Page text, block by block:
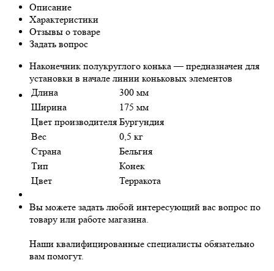
Описание
Характеристики
Отзывы о товаре
Задать вопрос
Наконечник полукруглого конька — предназначен для
установки в начале линии коньковых элементов
Длина
300 мм
Ширина
175 мм
Цвет производителя Бургундия
Вес
0,5 кг
Страна
Бельгия
Тип
Конек
Цвет
Терракота
Вы можете задать любой интересующий вас вопрос по
товару или работе магазина.
Наши квалифицированные специалисты обязательно
вам помогут.